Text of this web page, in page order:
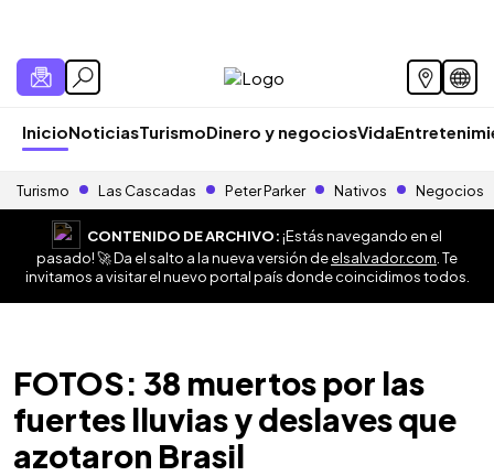
InicioNoticiasTurismoDinero y negociosVida
Turismo Las Cascadas Peter Parker Nativos Negocios
CONTENIDO DE ARCHIVO:¡Estás navegando en el
pasado! 🚀 Da el salto a la nueva versión deelsalvador.com . Te
invitamos a visitar el nuevo portal país donde coincidimos todos.
FOTOS: 38 muertos por las
fuertes lluvias y deslaves que
azotaron Brasil